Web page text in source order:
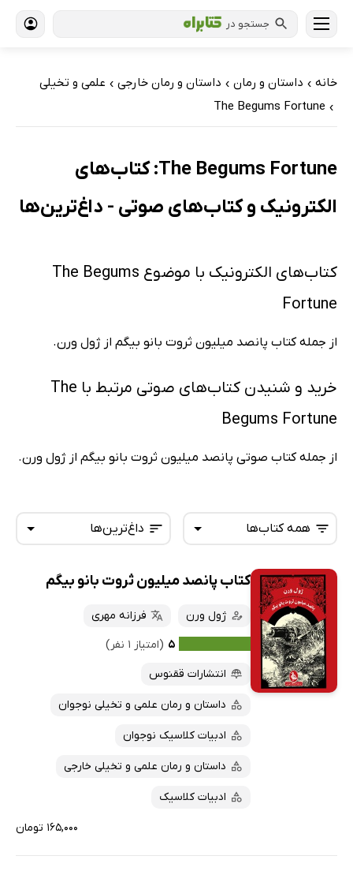
جستجو در
خانه › داستان و رمان › داستان و رمان خارجی › علمی و تخیلی
›
The Begums Fortune
The Begums Fortune: کتاب‌های
الکترونیک و کتاب‌های صوتی - داغ‌ترین‌ها
کتاب‌های الکترونیک با موضوع The Begums
Fortune
از جمله کتاب پانصد میلیون ثروت بانو بیگم از ژول ورن.
خرید و شنیدن کتاب‌های صوتی مرتبط با The
Begums Fortune
از جمله کتاب صوتی پانصد میلیون ثروت بانو بیگم از ژول ورن.
داغ‌ترین‌ها
تازه‌ها
داغ‌ترین‌ها
پرفروش‌ها
پربحث‌ها
ارزان ترین‌ها
همه کتاب‌ها
همه کتاب‌ها
کتاب‌های صوتی
کتاب‌های متنی
کتاب پانصد میلیون ثروت بانو بیگم
ژول ورن
فرزانه مهری
۵ (امتیاز ۱ نفر)
انتشارات ققنوس
داستان و رمان علمی و تخیلی نوجوان
ادبیات کلاسیک نوجوان
داستان و رمان علمی و تخیلی خارجی
ادبیات کلاسیک
۱۶۵,۰۰۰ تومان